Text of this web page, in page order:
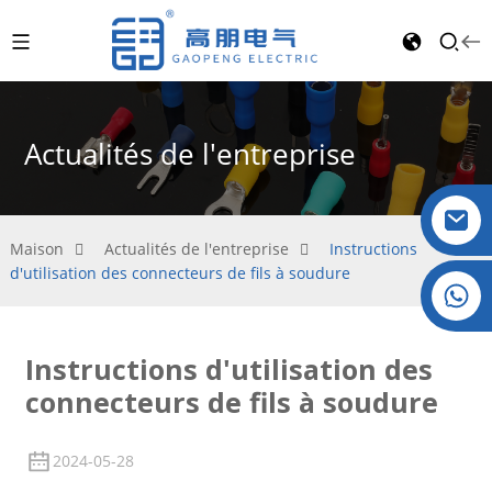
Actualités de l'entreprise
Maison Actualités de l'entreprise
Instructions
d'utilisation des connecteurs de fils à soudure
Instructions d'utilisation des
connecteurs de fils à soudure
2024-05-28